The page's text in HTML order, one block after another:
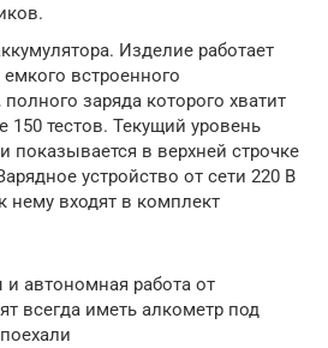
Изделие работает
встроенного
полного заряда которого хватит
150 тестов. Текущий уровень
показывается в верхней строчке
устройство от сети 220 В
нему входят в комплект
автономная работа от
всегда иметь алкометр под